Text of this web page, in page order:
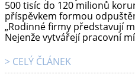
500 tisíc do 120 milionů
příspěvkem formou
„Rodinné firmy představují
Nejenže vytvářejí pracovní
> CELÝ ČLÁNEK